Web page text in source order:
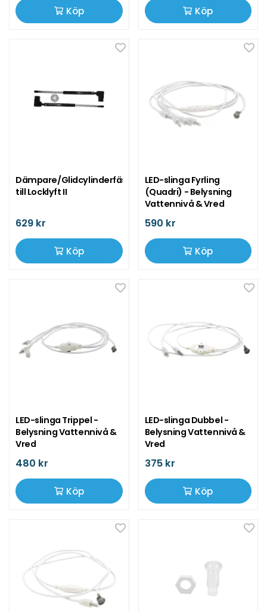
Köp Köp
Dämpare/Glidcylinderfäste
till Locklyft II
629 kr
Köp
LED-slinga Fyrling
(Quadri) - Belysning
Vattennivå & Vred
590 kr
Köp
LED-slinga Trippel -
Belysning Vattennivå &
Vred
480 kr
Köp
LED-slinga Dubbel -
Belysning Vattennivå &
Vred
375 kr
Köp